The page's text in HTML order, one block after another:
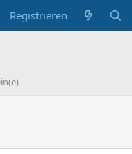
Registrieren